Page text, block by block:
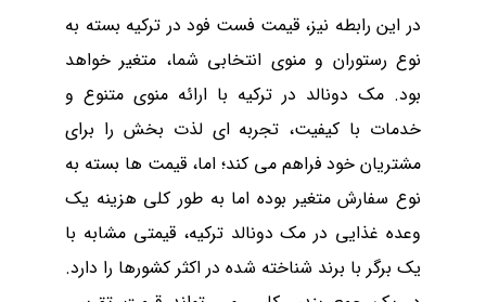
در این رابطه نیز، قیمت فست فود در ترکیه بسته به
نوع رستوران و منوی انتخابی شما، متغیر خواهد
بود. مک دونالد در ترکیه با ارائه منوی متنوع و
خدمات با کیفیت، تجربه ای لذت ‌بخش را برای
مشتریان خود فراهم می ‌کند؛ اما، قیمت ها بسته به
نوع سفارش متغیر بوده اما به ‌طور کلی هزینه یک
وعده غذایی در مک دونالد ترکیه، قیمتی مشابه با
یک برگر با برند شناخته ‌شده در اکثر کشورها را دارد.